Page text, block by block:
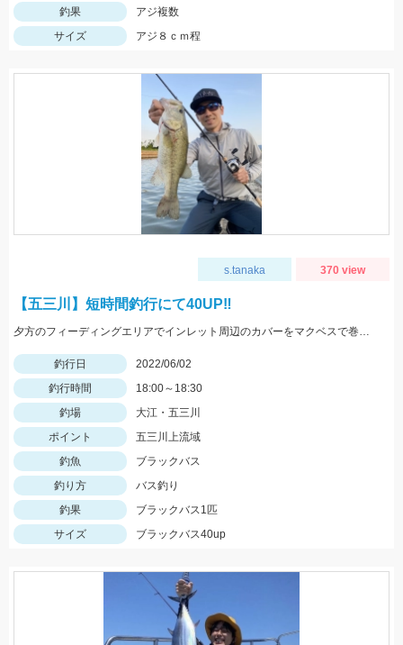
釣果
アジ複数
サイズ
アジ８ｃｍ程
s.tanaka 370 view
【五三川】短時間釣行にて40UP‼︎
夕方のフィーディングエリアでインレット周辺のカバーをマクベスで巻いているとスーッというバキュームバイト‼︎
釣行日
2022/06/02
釣行時間
18:00～18:30
釣場
大江・五三川
ポイント
五三川上流域
釣魚
ブラックバス
釣り方
バス釣り
釣果
ブラックバス1匹
サイズ
ブラックバス40up